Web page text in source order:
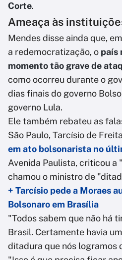
Corte.
Ameaça às
Mendes disse ainda que,
a redemocratização, o país
momento tão grave de
como ocorreu durante o
dias finais do governo
governo Lula.
Ele também rebateu as
São Paulo, Tarcísio de
em ato bolsonarista no
Avenida Paulista, criticou a
chamou o ministro de
+ Tarcísio pede a Moraes
Bolsonaro em Brasília
"Todos sabem que não há
Brasil. Certamente havia
ditadura que nós logramos